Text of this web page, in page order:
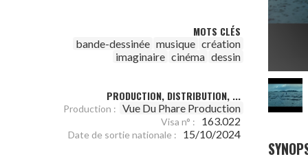
MOTS CLÉS
bande-dessinée musique création
imaginaire cinéma dessin
PRODUCTION, DISTRIBUTION, ...
Production : Vue Du Phare Production
Visa n° : 163.022
Date de sortie nationale : 15/10/2024